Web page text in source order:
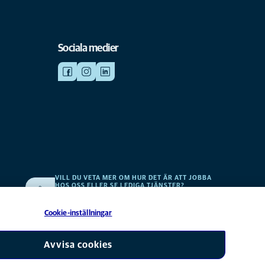
Sociala medier
VILL DU VETA MER OM HUR DET ÄR ATT JOBBA
HOS OSS ELLER SE LEDIGA TJÄNSTER?
till Mars, Inc © 2026
Cookie-inställningar
Avvisa cookies